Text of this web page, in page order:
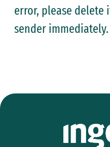
error, please
sender